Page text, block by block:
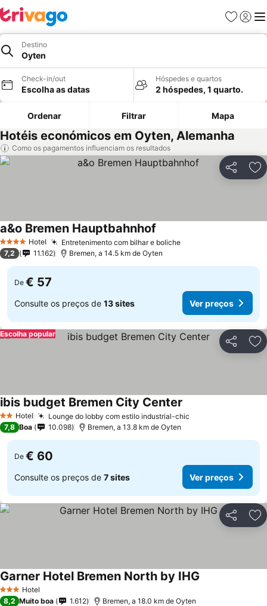
Favoritos
Iniciar
Destino
Oyten
Check-in/out
Escolha as datas
Hóspedes e quartos
2 hóspedes, 1 quarto.
Ordenar Filtrar Mapa
Hotéis económicos em Oyten, Alemanha
Como os pagamentos influenciam os resultados
Partilhar
4 EstrelasHotel Entretenimento com bilhar e bolicheVer preços
a&o Bremen Hauptbahnhof
7,2 11.162 Bremen, a 14.5 km de Oyten
De € 57
Consulte os preços de 13 sites Ver preços
Partilhar
Escolha popular
2 Estrelas
Hotel Lounge do lobby com estilo industrial-chic
ibis budget Bremen City Center
7,8 Boa 10.098 Bremen, a 13.8 km de Oyten
De € 60
Consulte os preços de 7 sites Ver preços
Partilhar
3 EstrelasHotel
Garner Hotel Bremen North by IHG
8,2 Muito boa 1.612 Bremen, a 18.0 km de Oyten